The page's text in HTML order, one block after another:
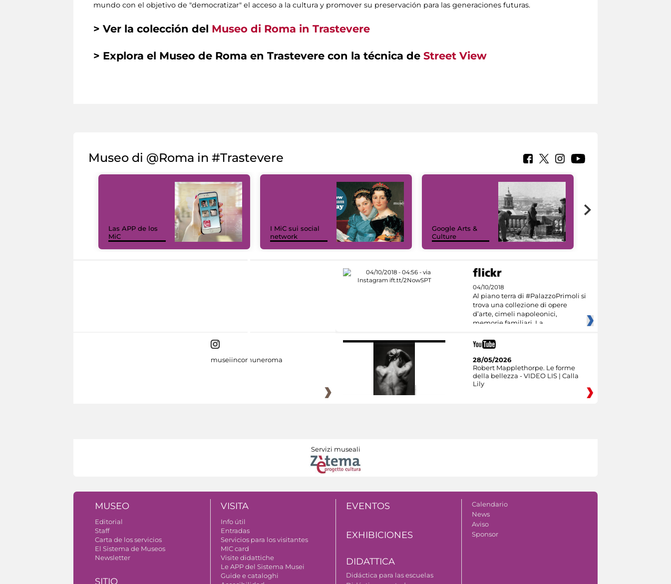
mundo con el objetivo de "democratizar" el acceso a la cultura y promover su preservación para las generaciones futuras.
> Ver la colección del Museo di Roma in Trastevere
> Explora el Museo de Roma en Trastevere con la técnica de Street View
Museo di @Roma in #Trastevere
Las APP de los
MiC
I MiC sui social
network
Google Arts &
Culture
04/10/2018
Al piano terra di #PalazzoPrimoli si
trova una collezione di opere
d’arte, cimeli napoleonici,
memorie familiari. La
museiincomuneroma
28/05/2026
Robert Mapplethorpe. Le forme
della bellezza - VIDEO LIS | Calla
Lily
Servizi museali
MUSEO
Editorial
Staff
Carta de los servicios
El Sistema de Museos
Newsletter
SITIO
VISITA
Info útil
Entradas
Servicios para los visitantes
MIC card
Visite didattiche
Le APP del Sistema Musei
Guide e cataloghi
EVENTOS
EXHIBICIONES
DIDATTICA
Didáctica para las escuelas
Calendario
News
Aviso
Sponsor